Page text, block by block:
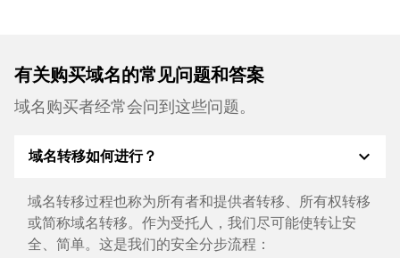
有关购买域名的常见问题和答案
域名购买者经常会问到这些问题。
域名转移如何进行？ expand_more
域名转移过程也称为所有者和提供者转移、所有权转移
或简称域名转移。作为受托人，我们尽可能使转让安
全、简单。这是我们的安全分步流程：